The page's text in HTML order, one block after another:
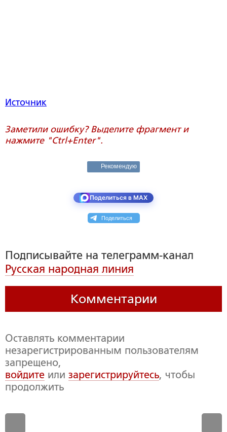
Источник
Заметили ошибку? Выделите фрагмент и
нажмите "Ctrl+Enter".
Рекомендую
Поделиться в MAX
Поделиться
Подписывайте на телеграмм-канал
Русская народная линия
Комментарии
Оставлять комментарии
незарегистрированным пользователям
запрещено,
войдите или зарегистрируйтесь, чтобы
продолжить